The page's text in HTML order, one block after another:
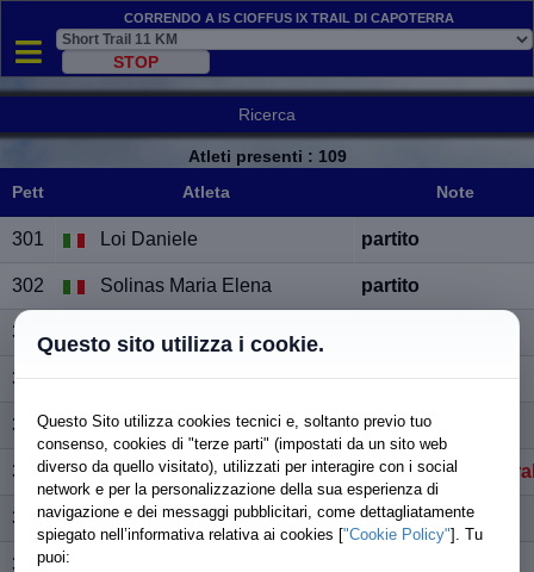
Correndo a Is Cioffus IX Trail di Capoterra
Ricerca
Atleti presenti : 109
Pett
Atleta
Note
Pett
Atleta
301 Loi Daniele partito
302 Solinas Maria Elena partito
303 Zedda Alessandro
304 Pisano Tore partito
305 Deidda Vincenza partito
306 Pappalardo Simona Non ritirato
307 Raffo Luigi partito
308
Questo sito utilizza i cookie.
Questo Sito utilizza cookies tecnici e, soltanto previo tuo
consenso, cookies di "terze parti" (impostati da un sito web
diverso da quello visitato), utilizzati per interagire con i social
network e per la personalizzazione della sua esperienza di
navigazione e dei messaggi pubblicitari, come dettagliatamente
spiegato nell’informativa relativa ai cookies ["Cookie Policy"]. Tu
puoi: